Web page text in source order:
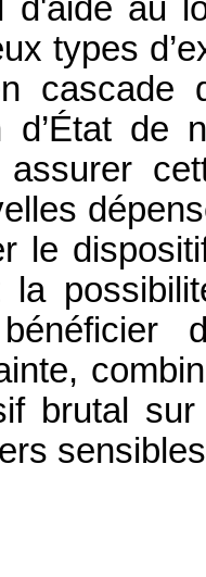
d'aide au
types
cascade
d’État
assurer
le
la
brutal